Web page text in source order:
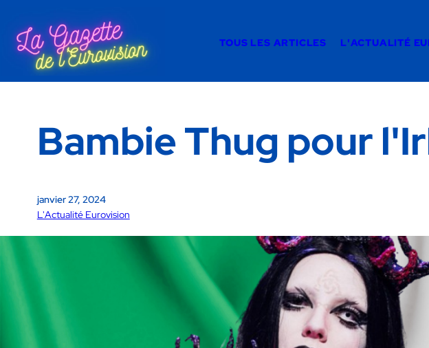
TOUS LES ARTICLES L'ACTUALITÉ
Bambie Thug pour
janvier 27, 2024
L'Actualité Eurovision